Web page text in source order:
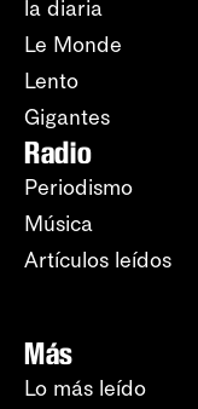
la diaria
Le Monde
Lento
Gigantes
Radio
Periodismo
Música
Artículos leídos
Más
Lo más leído